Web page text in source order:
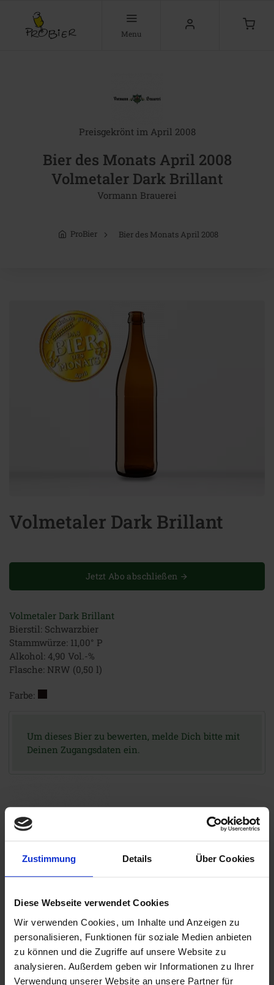
Zustimmung Details Über Cookies
Diese Webseite verwendet Cookies
Wir verwenden Cookies, um Inhalte und Anzeigen zu
personalisieren, Funktionen für soziale Medien anbieten
zu können und die Zugriffe auf unsere Website zu
analysieren. Außerdem geben wir Informationen zu Ihrer
Verwendung unserer Website an unsere Partner für
Menu
Preisgekrönt im April 2008
Bier des Monats April 2008
Volmetaler Dark Brillant
Vormann Brauerei
ProBier Bier des Monats April 2008
Volmetaler Dark Brillant
Jetzt Abo abschließen
Volmetaler Dark Brillant
Bierstil: Schwarzbier
Stammwürze: 11,00° P
Alkohol: 4,90 Vol.-%
Flasche: NRW (0,50 l)
Farbe:
Um dieses Bier zu bewerten, melde Dich bitte mit
Deinen Zugangsdaten ein.
DE-58091Hagen-Dahl(Nordrhein-Westfalen)
+49 0)23 37445
vormann-brauerei@t-online.de
https://www.vormann-brauerei.de